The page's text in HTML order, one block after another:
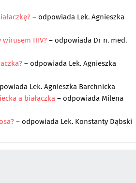
– odpowiada Lek. Agnieszka
HIV?– odpowiada Dr n. med.
– odpowiada Lek. Agnieszka
Lek. Agnieszka Barchnicka
a białaczka– odpowiada Milena
– odpowiada Lek. Konstanty Dąbski